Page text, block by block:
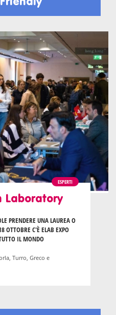
ESPERTI
Laboratory
PRENDERE UNA LAUREA O
OTTOBRE C'È ELAB EXPO
IL MONDO
Turro, Greco e